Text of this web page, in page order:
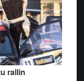
rallin